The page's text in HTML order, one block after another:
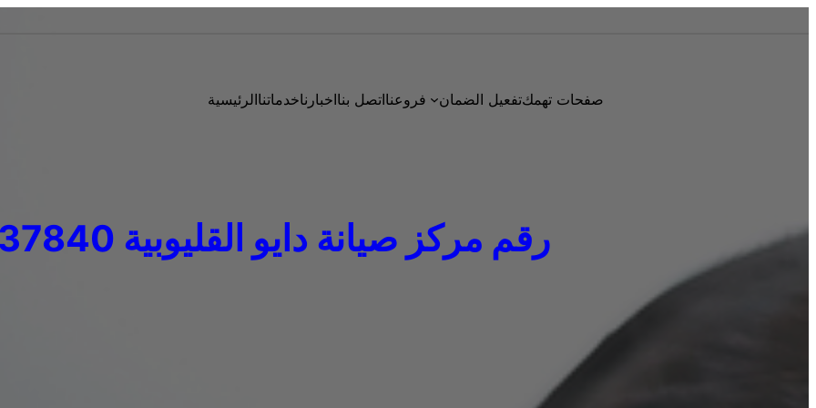
الرئيسيةخدماتنااخبارنااتصل بنافروعنا تفعيل الضمانصفحات تهمك
رقم مركز صيانة دايو القليوبية 01060037840